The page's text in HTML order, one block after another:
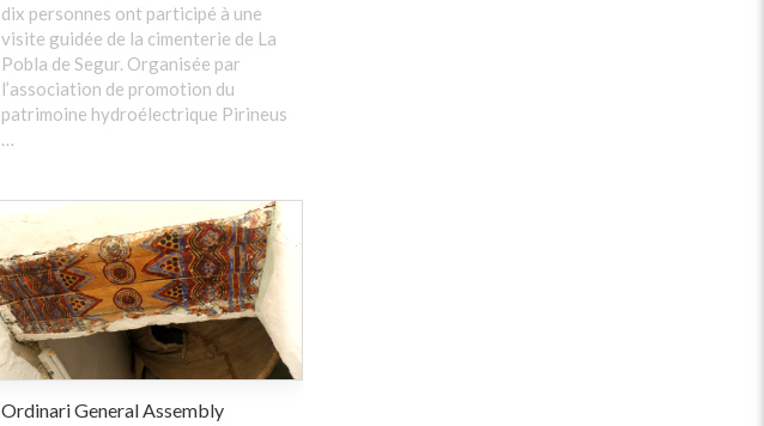
dix personnes ont participé à une
visite guidée de la cimenterie de La
Pobla de Segur. Organisée par
l’association de promotion du
patrimoine hydroélectrique Pirineus
…
Ordinari General Assembly